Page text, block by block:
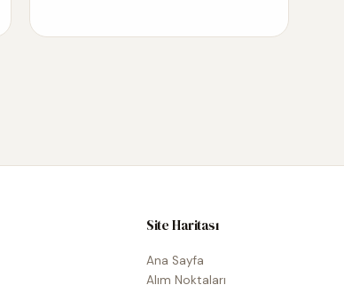
Site Haritası
Ana Sayfa
Alım Noktaları